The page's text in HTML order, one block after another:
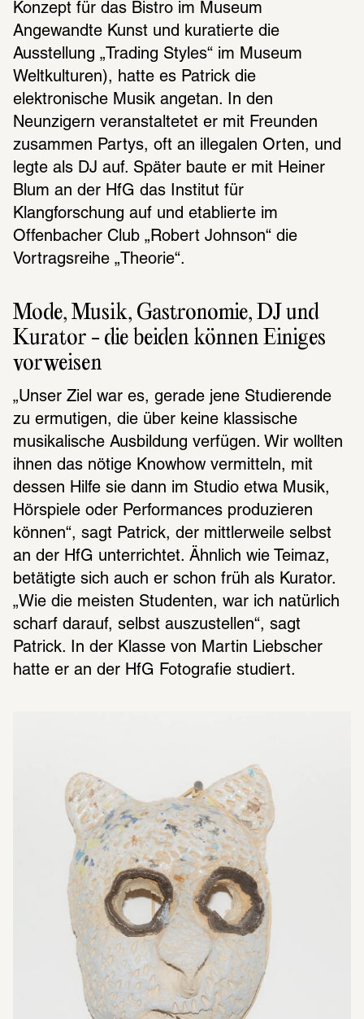
Konzept für das Bistro im Museum
Angewandte Kunst und kuratierte die
Ausstellung „Trading Styles“ im Museum
Weltkulturen), hatte es Patrick die
elektronische Musik angetan. In den
Neunzigern veranstaltetet er mit Freunden
zusammen Partys, oft an illegalen Orten, und
legte als DJ auf. Später baute er mit Heiner
Blum an der HfG das Institut für
Klangforschung auf und etablierte im
Offenbacher Club „Robert Johnson“ die
Vortragsreihe „Theorie“.
Mode, Musik, Gastronomie, DJ und
Kurator - die beiden können Einiges
vorweisen
„Unser Ziel war es, gerade jene Studierende
zu ermutigen, die über keine klassische
musikalische Ausbildung verfügen. Wir wollten
ihnen das nötige Knowhow vermitteln, mit
dessen Hilfe sie dann im Studio etwa Musik,
Hörspiele oder Performances produzieren
können“, sagt Patrick, der mittlerweile selbst
an der HfG unterrichtet. Ähnlich wie Teimaz,
betätigte sich auch er schon früh als Kurator.
„Wie die meisten Studenten, war ich natürlich
scharf darauf, selbst auszustellen“, sagt
Patrick. In der Klasse von Martin Liebscher
hatte er an der HfG Fotografie studiert.